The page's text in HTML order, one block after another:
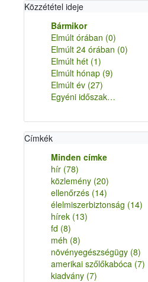
Közzététel ideje
Bármikor
Elmúlt órában (0)
Elmúlt 24 órában (0)
Elmúlt hét (1)
Elmúlt hónap (9)
Elmúlt év (27)
Egyéni időszak…
Címkék
Minden címke
hír (78)
közlemény (20)
ellenőrzés (14)
élelmiszerbiztonság (14)
hírek (13)
fd (8)
méh (8)
növényegészségügy (8)
amerikai szőlőkabóca (7)
kiadvány (7)